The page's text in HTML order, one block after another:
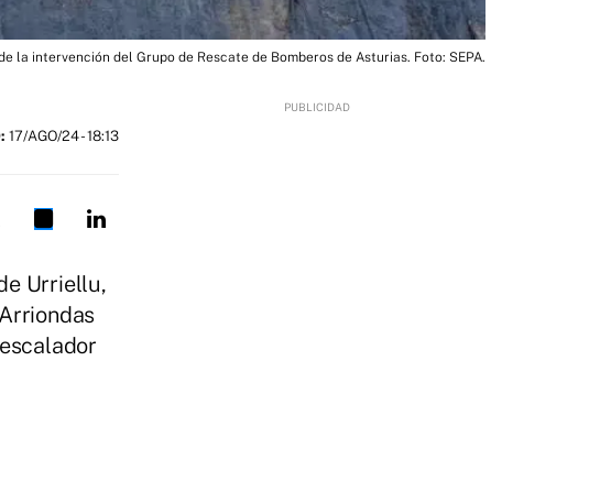
la intervención del Grupo de Rescate de Bomberos de Asturias. Foto: SEPA.
17/AGO/24 - 18:13
Urriellu,